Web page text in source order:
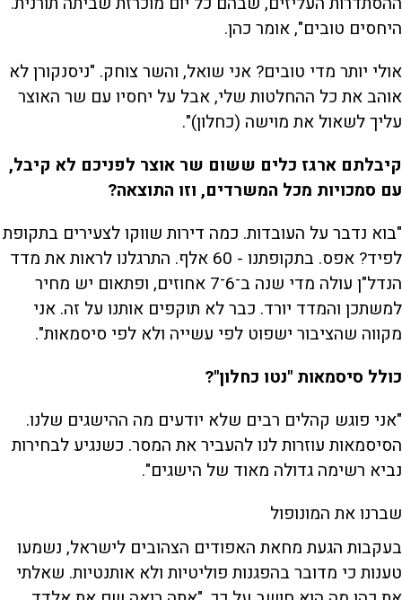
היחסים טובים", אומר כהן.
אולי יותר מדי טובים? אני שואל, והשר צוחק. "ניסנקורן לא
אוהב את כל ההחלטות שלי, אבל על יחסיו עם שר האוצר
עליך לשאול את מוישה (כחלון)".
קיבלתם ארגז כלים ששום שר אוצר לפניכם לא קיבל,
עם סמכויות מכל המשרדים, וזו התוצאה?
"בוא נדבר על העובדות. כמה דירות שווקו לצעירים בתקופת
לפיד? אפס. בתקופתנו - 60 אלף. התרגלנו לראות את מדד
הנדל"ן עולה מדי שנה ב־6־7 אחוזים, ופתאום יש מחיר
למשתכן והמדד יורד. כבר לא תוקפים אותנו על זה. אני
מקווה שהציבור ישפוט לפי עשייה ולא לפי סיסמאות".
כולל סיסמאות "נטו כחלון"?
"אני פוגש קהלים רבים שלא יודעים מה ההישגים שלנו.
הסיסמאות עוזרות לנו להעביר את המסר. כשנגיע לבחירות
נביא רשימה גדולה מאוד של הישגים".
שברנו את המונופול
בעקבות הגעת מחאת האפודים הצהובים לישראל, נשמעו
טענות כי מדובר בהפגנות פוליטיות ולא אותנטיות. שאלתי